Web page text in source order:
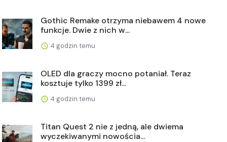
Gothic Remake otrzyma niebawem 4 nowe
funkcje. Dwie z nich w...
4 godzin temu
OLED dla graczy mocno potaniał. Teraz
kosztuje tylko 1399 zł...
4 godzin temu
Titan Quest 2 nie z jedną, ale dwiema
wyczekiwanymi nowościa...